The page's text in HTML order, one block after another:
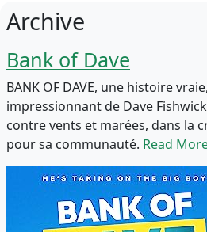
Archive
Bank of Dave
BANK OF DAVE, une histoire
impressionnant de Dave
contre vents et marées, dans la
pour sa communauté. Read